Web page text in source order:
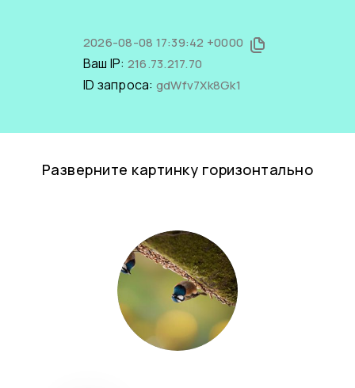
2026-08-08 17:39:42 +0000
Ваш IP: 216.73.217.70
ID запроса: gdWfv7Xk8Gk1
Разверните картинку горизонтально